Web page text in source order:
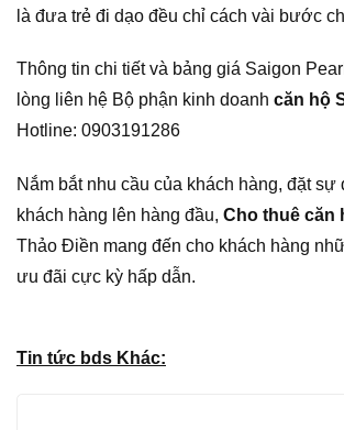
là đưa trẻ đi dạo đều chỉ cách vài bước
Thông tin chi tiết và bảng giá Saigon
lòng liên hệ Bộ phận kinh doanh căn hộ
Hotline: 0903191286
Nắm bắt nhu cầu của khách hàng, đặt sự
khách hàng lên hàng đầu, Cho thuê căn
Thảo Điền mang đến cho khách hàng
ưu đãi cực kỳ hấp dẫn.
Tin tức bds Khác: